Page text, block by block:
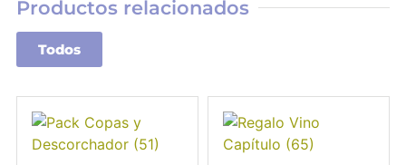
Productos relacionados
Todos